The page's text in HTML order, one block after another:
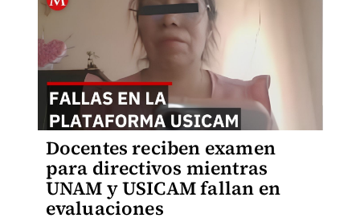
Docentes reciben examen
para directivos mientras
UNAM y USICAM fallan en
evaluaciones